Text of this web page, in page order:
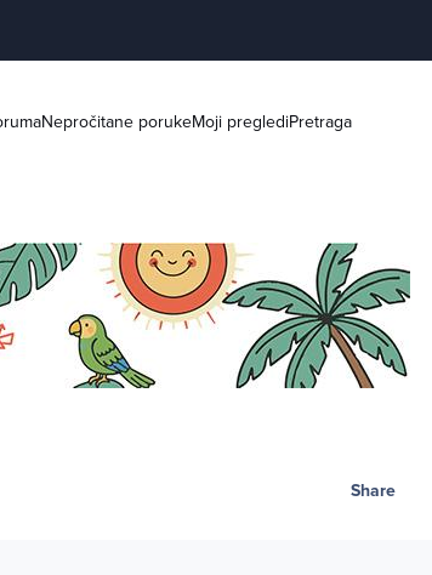
Nepročitane porukeMoji preglediPretraga
Share